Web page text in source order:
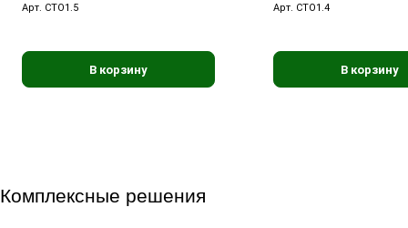
Арт. СТО1.5
В корзину
Арт. СТО1.4
В корзину
Комплексные решения